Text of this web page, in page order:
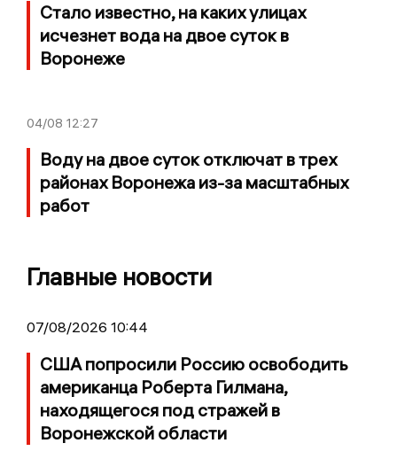
Стало известно, на каких улицах
исчезнет вода на двое суток в
Воронеже
04/08 12:27
Воду на двое суток отключат в трех
районах Воронежа из-за масштабных
работ
Главные новости
07/08/2026 10:44
США попросили Россию освободить
американца Роберта Гилмана,
находящегося под стражей в
Воронежской области